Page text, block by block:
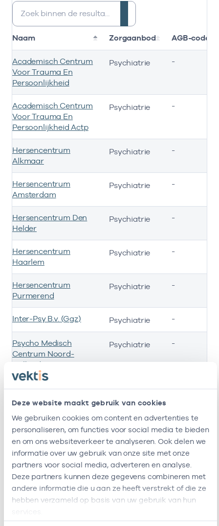
Deze website maakt gebruik van cookies
We gebruiken cookies om content en advertenties te
personaliseren, om functies voor social media te bieden
en om ons websiteverkeer te analyseren. Ook delen we
informatie over uw gebruik van onze site met onze
partners voor social media, adverteren en analyse.
Deze partners kunnen deze gegevens combineren met
andere informatie die u aan ze heeft verstrekt of die ze
hebben verzameld op basis van uw gebruik van hun
Zoeken:
Ik ben werkzaam bij de volgende vestigingen
Naam Zorgaanbod AGB-code
Academisch Centrum
Voor Trauma En
Persoonlijkheid
Psychiatrie -
Academisch Centrum
Voor Trauma En
Persoonlijkheid Actp
Psychiatrie -
Hersencentrum
Alkmaar
Psychiatrie -
Hersencentrum
Amsterdam
Psychiatrie -
Hersencentrum Den
Helder
Psychiatrie -
Hersencentrum
Haarlem
Psychiatrie -
Hersencentrum
Purmerend
Psychiatrie -
Inter-Psy B.v. (Ggz) Psychiatrie -
Psycho Medisch
Centrum Noord-
Holland B.v.
Psychiatrie -
Psychotherapiepraktijk
Hydepark
Psychiatrie -
1 2
Ik heb een arbeidsrelatie met
Naam Rol AGB-code